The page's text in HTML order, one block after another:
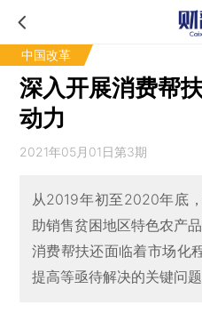
中国改革
深入开展消费帮
动力
2021年05月01日第3期
从2019年初至2020年底
助销售贫困地区特色农产
消费帮扶还面临着市场化
提高等亟待解决的关键问题